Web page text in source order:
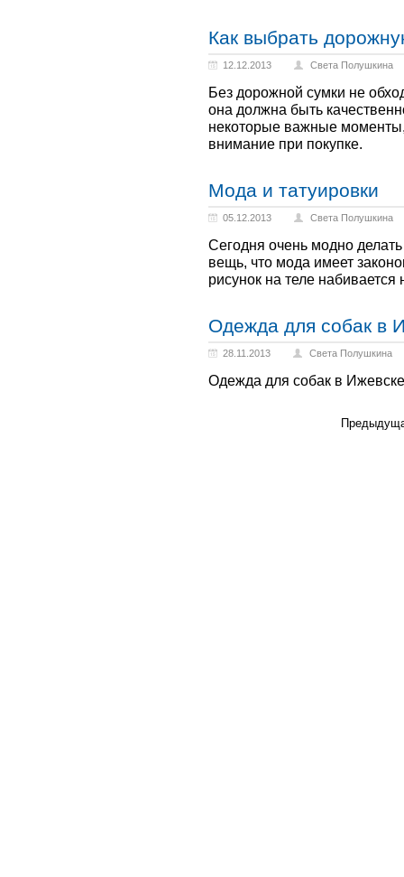
Как выбрать
12.12.2013 Света Полушкина
Без дорожной сумки не
она должна быть
некоторые важные
внимание при покупке.
Мода и татуировки
05.12.2013 Света Полушкина
Сегодня очень модно
вещь, что мода имеет
рисунок на теле набивается
Одежда для собак в
28.11.2013 Света Полушкина
Одежда для собак в